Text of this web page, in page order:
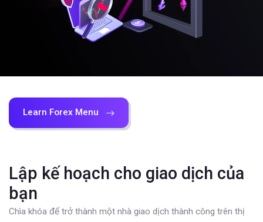
Learn Forex Menu
Lập kế hoạch cho giao dịch của
bạn
Chìa khóa để trở thành một nhà giao dịch thành công trên thị